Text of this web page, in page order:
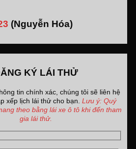
(Nguyễn Hóa)
KÝ LÁI THỬ
tin chính xác, chúng tôi sẽ liên hệ
xếp lịch lái thử cho bạn. Lưu ý: Quý
theo bằng lái xe ô tô khi đến tham
gia lái thử.